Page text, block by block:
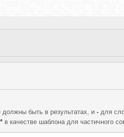
быть в результатах, и - для
* в качестве шаблона для частичного